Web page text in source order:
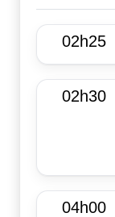
02h25
02h30
04h00